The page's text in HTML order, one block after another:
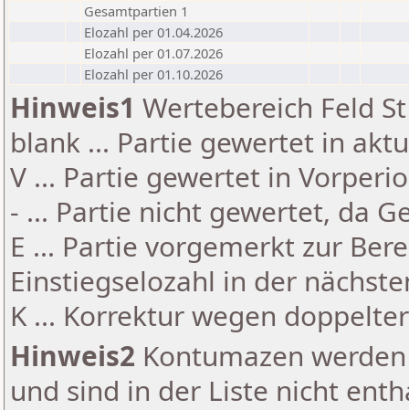
Gesamtpartien 1
Elozahl per 01.04.2026
Elozahl per 01.07.2026
Elozahl per 01.10.2026
Hinweis1 Wertebereich Feld
blank ... Partie gewertet in
V ... Partie gewertet in
- ... Partie nicht gewertet, da
E ... Partie vorgemerkt zur
Einstiegselozahl in der
K ... Korrektur wegen
Hinweis2 Kontumazen
und sind in der Liste nicht